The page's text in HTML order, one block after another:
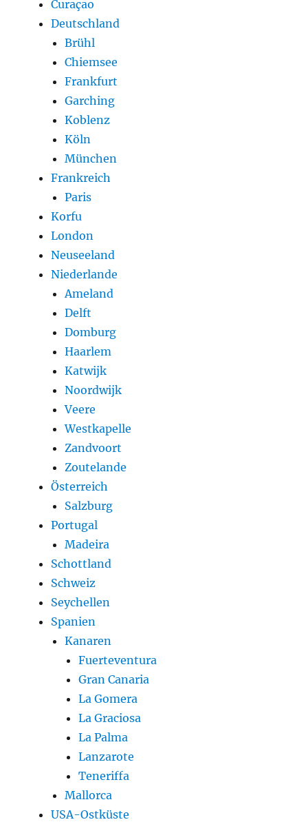
Curaçao
Deutschland
Brühl
Chiemsee
Frankfurt
Garching
Koblenz
Köln
München
Frankreich
Paris
Korfu
London
Neuseeland
Niederlande
Ameland
Delft
Domburg
Haarlem
Katwijk
Noordwijk
Veere
Westkapelle
Zandvoort
Zoutelande
Österreich
Salzburg
Portugal
Madeira
Schottland
Schweiz
Seychellen
Spanien
Kanaren
Fuerteventura
Gran Canaria
La Gomera
La Graciosa
La Palma
Lanzarote
Teneriffa
Mallorca
USA-Ostküste